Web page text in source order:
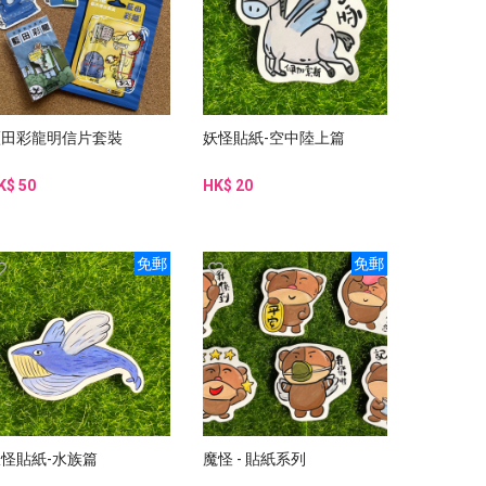
彩龍明信片套裝
50
妖怪貼紙-空中陸上篇
HK$ 20
免郵
貼紙-水族篇
免郵
魔怪 - 貼紙系列